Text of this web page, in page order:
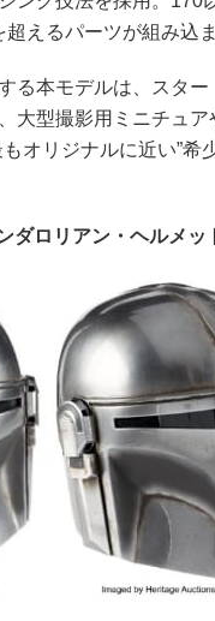
えるパーツが組み込
る本モデルは、スタ
大型撮影用ミニチュ
オリジナルに近い”希
ダロリアン・ヘルメッ